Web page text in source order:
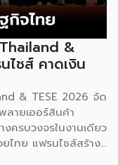
&
ไชส์ คาดเงิน
& TESE 2026 จัด
ายเออร์สินค้า
ครบวงจรในงานเดียว
ไทย แฟรนไชส์สร้าง